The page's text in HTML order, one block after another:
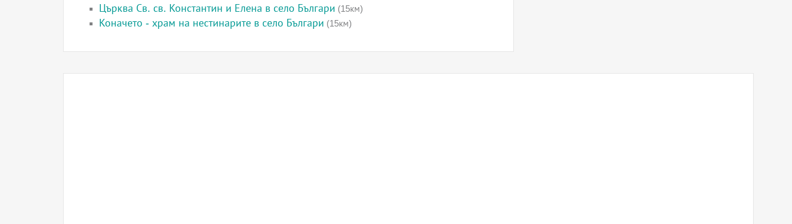
Църква Св. св. Константин и Елена в село Българи (15км)
Коначето - храм на нестинарите в село Българи (15км)